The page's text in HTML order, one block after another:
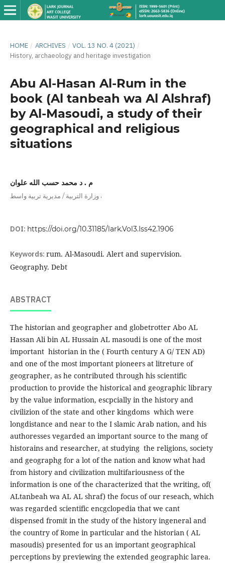
HOME / ARCHIVES / VOL. 13 NO. 4 (2021) /
History, archaeology and heritage investigation
Abu Al-Hasan Al-Rum in the
book (Al tanbeah wa Al Alshraf)
by Al-Masoudi, a study of their
geographical and religious
situations
م . د محمد حسب الله علوان
وزارة التربية / مديرية تربية واسط
DOI: https://doi.org/10.31185/lark.Vol3.Iss42.1906
Keywords: rum. Al-Masoudi. Alert and supervision.
Geography. Debt
ABSTRACT
The historian and geographer and globetrotter Abo AL
Hassan Ali bin AL Hussain AL masoudi is one of the most
important historian in the ( Fourth century A G/ TEN AD)
and one of the most important pioneers at litreture of
geographer, as he contributed through his scientific
production to provide the historical and geographic library
by the value information, escpcially in the history and
civilizion of the state and other kingdoms which were
longdistance and near to the I slamic Arab nation, and his
authoresses vegarded an important source to the mang of
historains and researcher, at studying the religions, society
and geographg for a lot of the nation and know what had
from history and civilization multifariousness of the
information is one of the characterized that the writing, of(
ALtanbeah wa AL AL shraf) the focus of our reseach, which
was regarded scientific encgclopedia that we cant
dispensed fromit in the study of the history ingeneral and
the country of Rome in particular and the historian ( AL
masoudis) presented for us an important geographical
perceptions by previewing the extended geographic larea.